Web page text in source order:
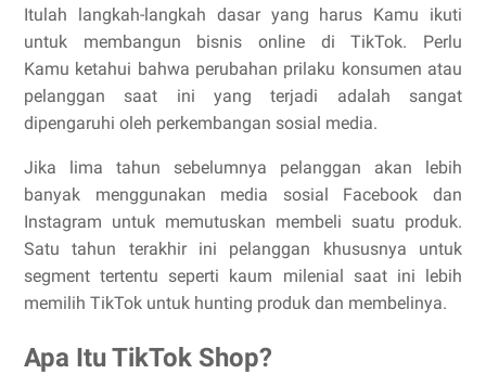
Itulah langkah-langkah dasar yang harus Kamu ikuti
untuk membangun bisnis online di TikTok. Perlu
Kamu ketahui bahwa perubahan prilaku konsumen atau
pelanggan saat ini yang terjadi adalah sangat
dipengaruhi oleh perkembangan sosial media.
Jika lima tahun sebelumnya pelanggan akan lebih
banyak menggunakan media sosial Facebook dan
Instagram untuk memutuskan membeli suatu produk.
Satu tahun terakhir ini pelanggan khususnya untuk
segment tertentu seperti kaum milenial saat ini lebih
memilih TikTok untuk hunting produk dan membelinya.
Apa Itu TikTok Shop?